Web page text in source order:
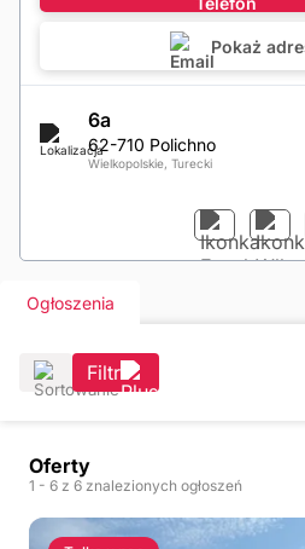
Pokaż
6a
62-710 Polichno
Wielkopolskie, Turecki
Ogłoszenia
Filtr
Oferty
1 - 6 z 6 znalezionych ogłoszeń